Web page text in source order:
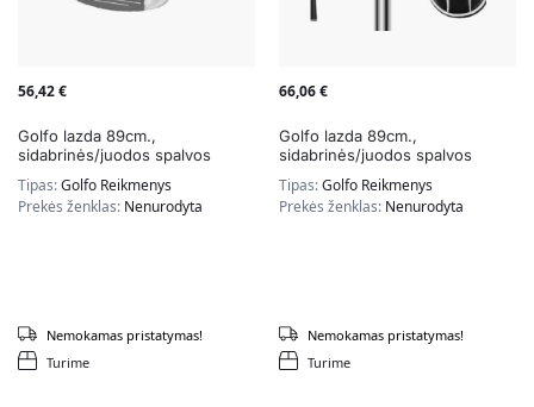
56,42€
Golfo lazda 89cm.,
sidabrinės/juodos spalvos
Tipas:Golfo Reikmenys
Prekės ženklas: Nenurodyta
Turime
Nemokamas pristatymas!
66,06€
Golfo lazda 89cm.,
sidabrinės/juodos spalvos
Tipas:Golfo Reikmenys
Prekės ženklas: Nenurodyta
Turime
Nemokamas pristatymas!